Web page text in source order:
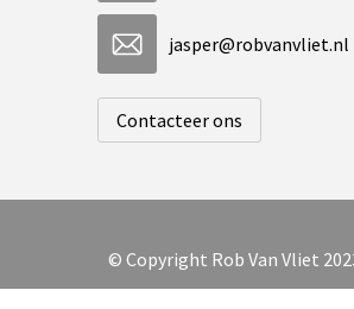
jasper@robvanvliet.nl
Contacteer ons
© Copyright Rob Van Vliet